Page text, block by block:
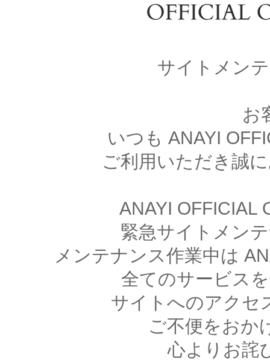
サイトメン
お
いつも ANAYI
ご利用いただき誠
ANAYI OFFICIAL
緊急サイトメン
メンテナンス作業中は
全てのサービス
サイトへのアクセ
ご不便をおか
心よりお詫